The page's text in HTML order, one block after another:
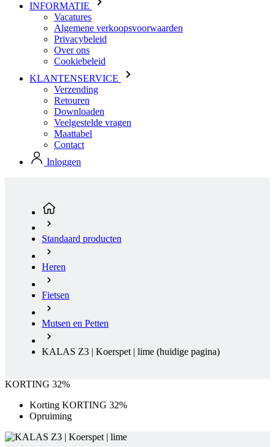
INFORMATIE
Vacatures
Algemene verkoopsvoorwaarden
Privacybeleid
Over ons
Cookiebeleid
KLANTENSERVICE
Verzending
Retouren
Downloaden
Veelgestelde vragen
Maattabel
Contact
Inloggen
Standaard producten
Heren
Fietsen
Mutsen en Petten
KALAS Z3 | Koerspet | lime (huidige pagina)
KORTING 32%
Korting KORTING 32%
Opruiming